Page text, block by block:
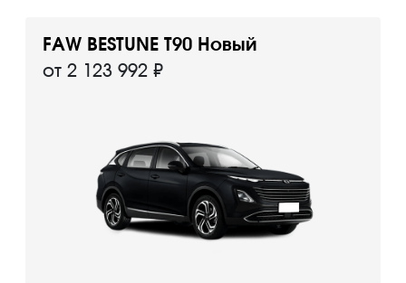
FAW BESTUNE T90 Новый
от 2 123 992 ₽